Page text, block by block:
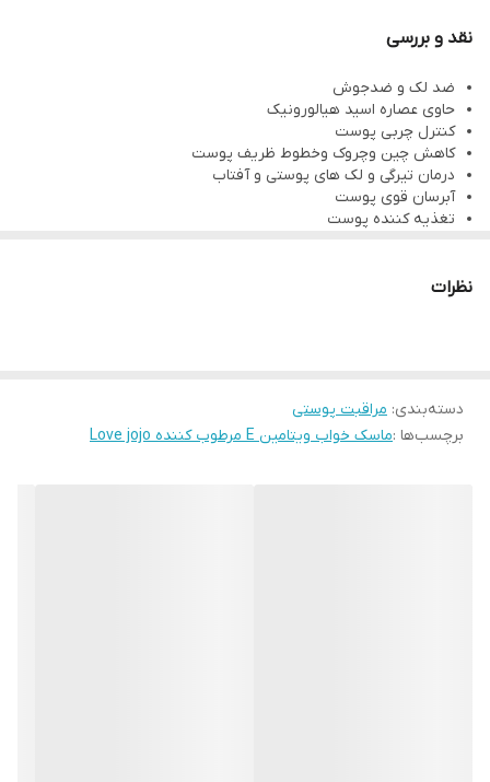
نقد و بررسی
ضد لک و ضدجوش
حاوی عصاره اسید هیالورونیک
کنترل چربی پوست
کاهش چین وچروک وخطوط ظریف پوست
درمان تیرگی و لک های پوستی و آفتاب
آبرسان قوی پوست
تغذیه کننده پوست
ضدپیری جوان ساز پوست
نظرات
دسته‌بندی: مراقبت پوستی
برچسب‌ها :ماسک خواب ویتامین E مرطوب کننده Love jojo